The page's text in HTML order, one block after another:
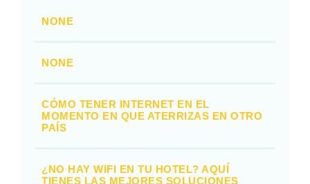
NONE
NONE
CÓMO TENER INTERNET EN EL
MOMENTO EN QUE ATERRIZAS EN OTRO
PAÍS
¿NO HAY WIFI EN TU HOTEL? AQUÍ
TIENES LAS MEJORES SOLUCIONES